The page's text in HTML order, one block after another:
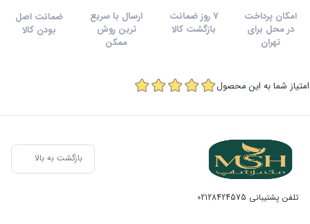
امکان پرداخت
در محل برای
تهران
7 روز ضمانت
بازگشت کالا
ارسال با سریع
ترین روش
ممکن
ضمانت اصل
بودن کالا
امتیاز شما به این محصول
بازگشت به بالا
تلفن پشتیبانی 02128424575